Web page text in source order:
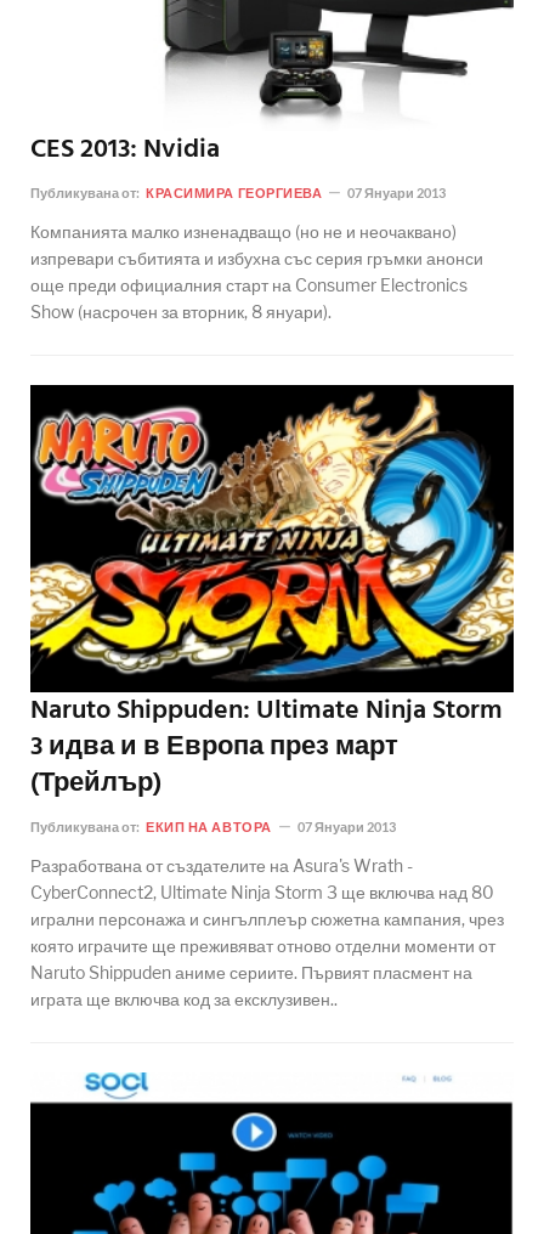
CES 2013: Nvidia
Публикувана от: КРАСИМИРА ГЕОРГИЕВА 07 Януари 2013
Компанията малко изненадващо (но не и неочаквано)
изпревари събитията и избухна със серия гръмки анонси
още преди официалния старт на Consumer Electronics
Show (насрочен за вторник, 8 януари).
Naruto Shippuden: Ultimate Ninja Storm
3 идва и в Европа през март
(Трейлър)
Публикувана от: ЕКИП НА АВТОРА 07 Януари 2013
Разработвана от създателите на Asura's Wrath -
CyberConnect2, Ultimate Ninja Storm 3 ще включва над 80
игрални персонажа и сингълплеър сюжетна кампания, чрез
която играчите ще преживяват отново отделни моменти от
Naruto Shippuden аниме сериите. Първият пласмент на
играта ще включва код за ексклузивен..